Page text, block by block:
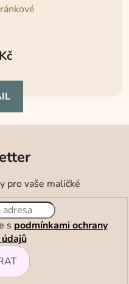
pro vaše maličké
s podmínkami ochrany